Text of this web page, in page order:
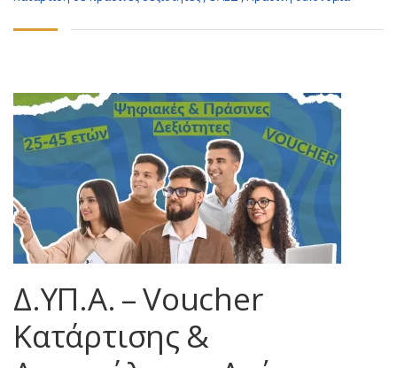
Δ.ΥΠ.Α. – Voucher
Κατάρτισης &